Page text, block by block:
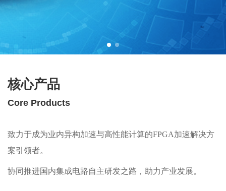
核心产品
Core Products
致力于成为业内异构加速与高性能计算的FPGA加速解决方
案引领者。
协同推进国内集成电路自主研发之路，助力产业发展。